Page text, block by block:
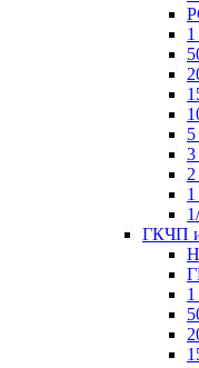
3
ГКЧП